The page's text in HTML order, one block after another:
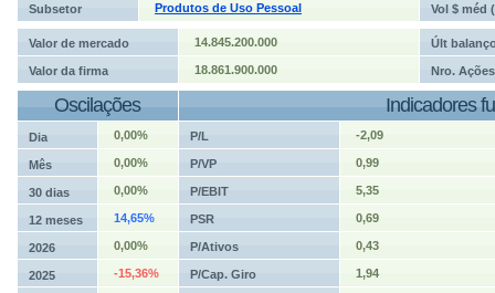
Subsetor Produtos de Uso Pessoal Vol $ méd
Valor de mercado 14.845.200.000 Últ
Valor da firma 18.861.900.000 Nro. Ações
Oscilações Indicadores
Dia 0,00% P/L -2,09
Mês 0,00% P/VP 0,99
30 dias 0,00% P/EBIT 5,35
12 meses 14,65% PSR 0,69
2026 0,00% P/Ativos 0,43
2025 -15,36% P/Cap. Giro 1,94